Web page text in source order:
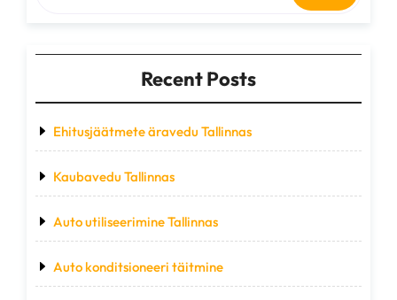
Recent Posts
Ehitusjäätmete äravedu Tallinnas
Kaubavedu Tallinnas
Auto utiliseerimine Tallinnas
Auto konditsioneeri täitmine